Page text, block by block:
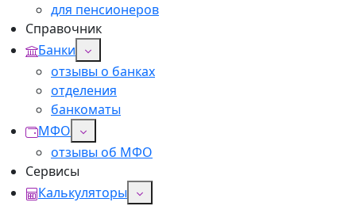
для пенсионеров
Справочник
Банки
отзывы о банках
отделения
банкоматы
МФО
отзывы об МФО
Сервисы
Калькуляторы